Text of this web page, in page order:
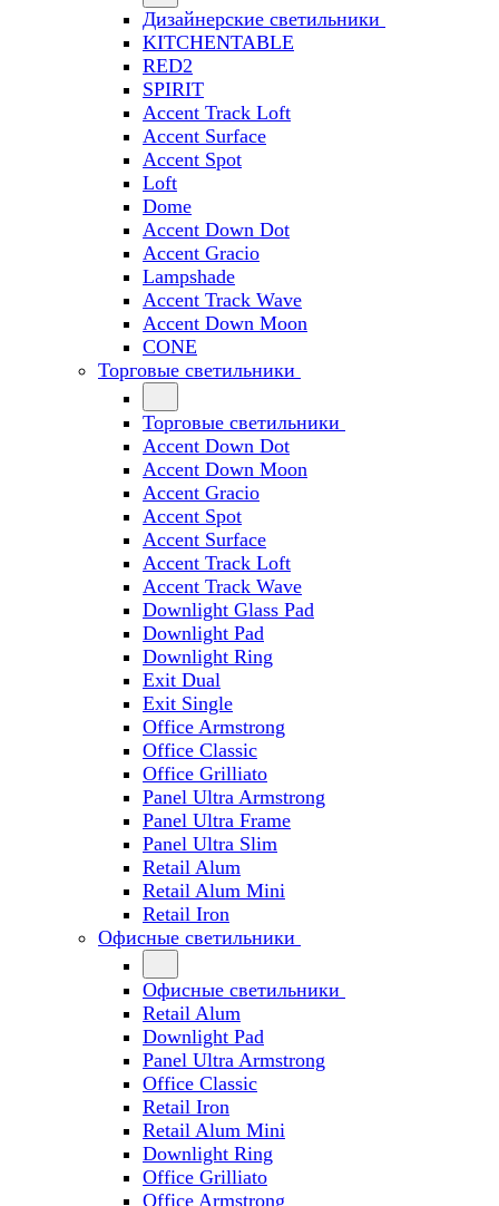
Дизайнерские светильники
KITCHENTABLE
RED2
SPIRIT
Accent Track Loft
Accent Surface
Accent Spot
Loft
Dome
Accent Down Dot
Accent Gracio
Lampshade
Accent Track Wave
Accent Down Moon
CONE
Торговые светильники
Торговые светильники
Accent Down Dot
Accent Down Moon
Accent Gracio
Accent Spot
Accent Surface
Accent Track Loft
Accent Track Wave
Downlight Glass Pad
Downlight Pad
Downlight Ring
Exit Dual
Exit Single
Office Armstrong
Office Classic
Office Grilliato
Panel Ultra Armstrong
Panel Ultra Frame
Panel Ultra Slim
Retail Alum
Retail Alum Mini
Retail Iron
Офисные светильники
Офисные светильники
Retail Alum
Downlight Pad
Panel Ultra Armstrong
Office Classic
Retail Iron
Retail Alum Mini
Downlight Ring
Office Grilliato
Office Armstrong